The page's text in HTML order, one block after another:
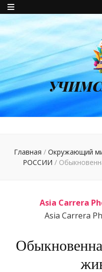
Главная / Окружающий
РОССИИ /
Asia Carrera
Asia Carrera